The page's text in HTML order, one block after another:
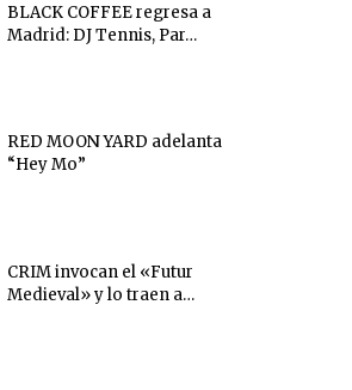
BLACK COFFEE regresa a
Madrid: DJ Tennis, Par…
RED MOON YARD adelanta
“Hey Mo”
CRIM invocan el «Futur
Medieval» y lo traen a…